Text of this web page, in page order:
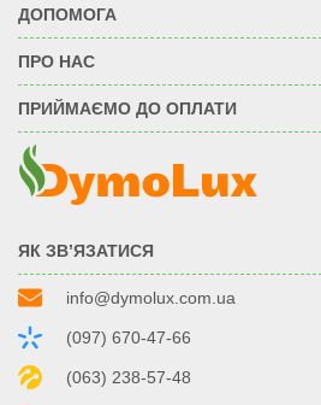
ДОПОМОГА
ПРО НАС
ПРИЙМАЄМО ДО ОПЛАТИ
ЯК ЗВ’ЯЗАТИСЯ
info@dymolux.com.ua
(097) 670-47-66
(063) 238-57-48